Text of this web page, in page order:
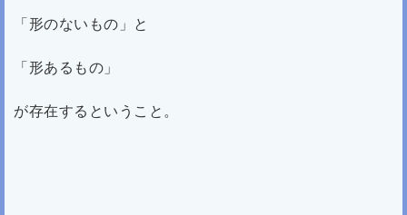
「形のないもの」と
「形あるもの」
が存在するということ。